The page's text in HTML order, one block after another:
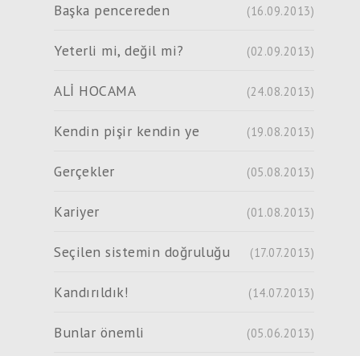
Başka pencereden (16.09.2013)
Yeterli mi, değil mi? (02.09.2013)
ALİ HOCAMA (24.08.2013)
Kendin pişir kendin ye (19.08.2013)
Gerçekler (05.08.2013)
Kariyer (01.08.2013)
Seçilen sistemin doğruluğu (17.07.2013)
Kandırıldık! (14.07.2013)
Bunlar önemli (05.06.2013)